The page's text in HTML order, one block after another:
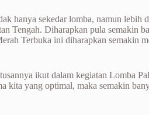
hanya sekedar lomba, namun lebih
Tengah. Diharapkan pula semakin
Terbuka ini diharapkan
ikut dalam kegiatan Lomba
kita yang optimal, maka semakin